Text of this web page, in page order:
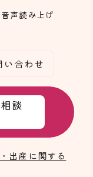
音声読み上げ
い合わせ
談
出産に関する